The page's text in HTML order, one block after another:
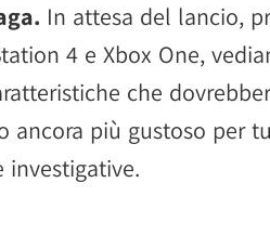
In attesa del lancio,
4 e Xbox One,
che
ancora più gustoso per
investigative.